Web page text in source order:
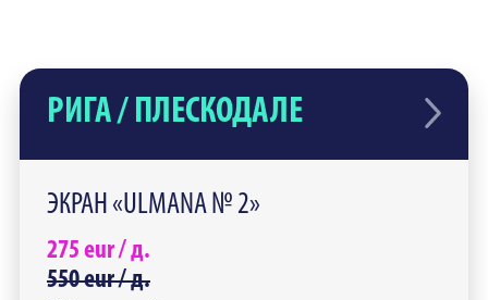
РИГА / ПЛЕСКОДАЛЕ
ЭКРАН «ULMANA № 2»
275 eur /д.
550eur /д.